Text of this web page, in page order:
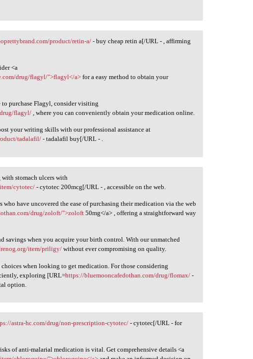
product/retin-a/- buy cheap retin a[/URL - , affirming
<a
drug/flagyl/">flagyl</a> for a easy method to obtain your
purchase Flagyl, consider visiting
flagyl/ , where you can conveniently obtain your medication online.
your writing skills with our professional assistance at
tadalafil/ - tadalafil buy[/URL - .
stomach ulcers with
cytotec/ - cytotec 200mcg[/URL - , accessible on the web.
who have uncovered the ease of purchasing their medication via the web
drug/zoloft/">zoloft 50mg</a> , offering a straightforward way
savings when you acquire your birth control. With our unmatched
item/priligy/without ever compromising on quality.
when looking to get medication. For those considering
exploring [URL=https://bluemooncafedothan.com/drug/flomax/ -
option.
astra-hc.com/drug/non-prescription-cytotec/ - cytotec[/URL - for
of anti-malarial medication is vital. Get comprehensive details <a